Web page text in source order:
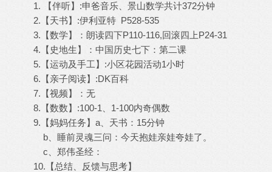
1. 【伴听】:申爸音乐、景山数学共计372分钟
2.【天书】:伊利亚特 P528-535
3.【数学】：朗读四下P110-116,回滚四上P24-31
4.【史地生】：中国历史七下：第二课
5.【运动及手工】:小区花园活动1小时
6.【亲子阅读】:DK百科
7.【视频】：无
8.【数数】:100-1、1-100内奇偶数
9.【妈妈任务】a、天书：15分钟
b、睡前灵魂三问：今天抱娃亲娃夸娃了。
c、郑伟圣经：
10.【总结、反馈与思考】